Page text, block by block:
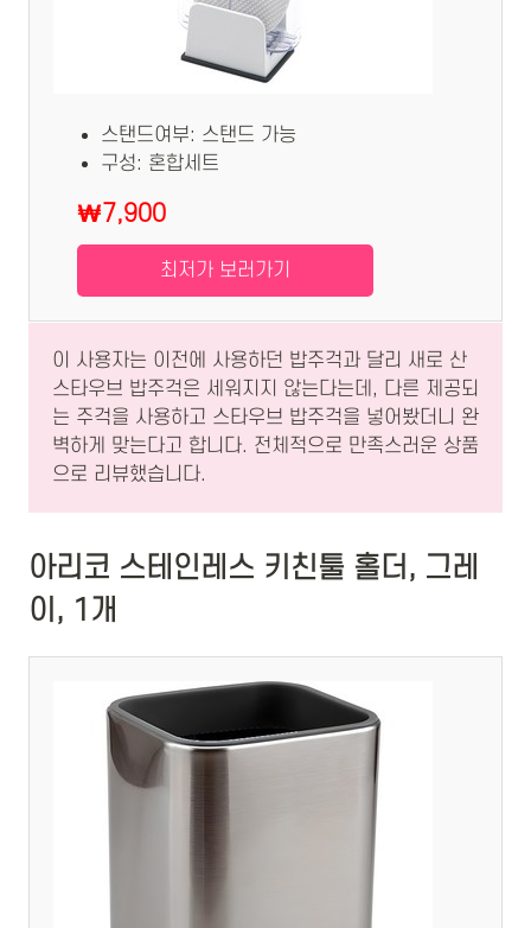
스탠드여부: 스탠드 가능
구성: 혼합세트
₩7,900
최저가 보러가기
이 사용자는 이전에 사용하던 밥주걱과 달리 새로 산
스타우브 밥주걱은 세워지지 않는다는데, 다른 제공되
는 주걱을 사용하고 스타우브 밥주걱을 넣어봤더니 완
벽하게 맞는다고 합니다. 전체적으로 만족스러운 상품
으로 리뷰했습니다.
아리코 스테인레스 키친툴 홀더, 그레
이, 1개